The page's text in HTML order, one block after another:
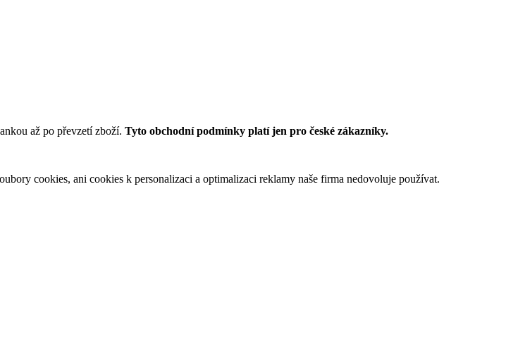
až po převzetí zboží. Tyto obchodní podmínky platí jen pro české zákazníky.
cookies, ani cookies k personalizaci a optimalizaci reklamy naše firma nedovoluje používat.